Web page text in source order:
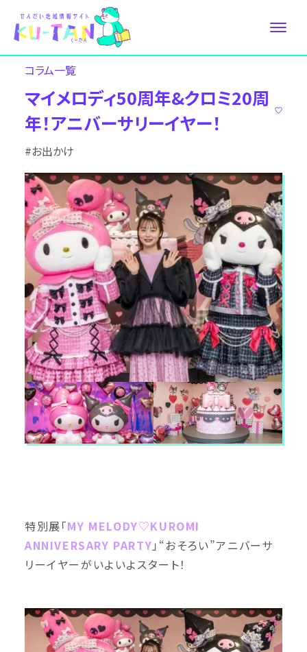
コラム⼀覧
マイメロディ50周年&クロミ20周
年！アニバーサリーイヤー！
#お出かけ
特別展「MY MELODY♡KUROMI
ANNIVERSARY PARTY 」“おそろい”アニバーサ
リーイヤーがいよいよスタート！